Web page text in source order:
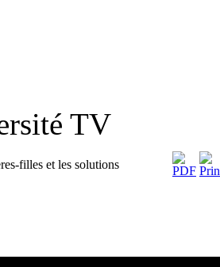
TV
filles et les solutions